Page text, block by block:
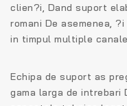
clien?i, Dand suport
romani De asemenea,
in timpul multiple
Echipa de suport as
gama larga de intrebari